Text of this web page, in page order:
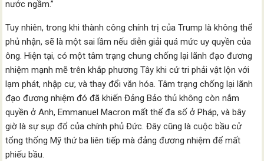
nước ngầm.”
Tuy nhiên, trong khi thành công chính trị của Trump là không thể
phủ nhận, sẽ là một sai lầm nếu diễn giải quá mức uy quyền của
ông. Hiện tại, có một tâm trạng chung chống lại lãnh đạo đương
nhiệm mạnh mẽ trên khắp phương Tây khi cử tri phải vật lộn với
lạm phát, nhập cư, và thay đổi văn hóa. Tâm trạng chống lại lãnh
đạo đương nhiệm đó đã khiến Đảng Bảo thủ không còn nắm
quyền ở Anh, Emmanuel Macron mất thế đa số ở Pháp, và bây
giờ là sự sụp đổ của chính phủ Đức. Đây cũng là cuộc bầu cử
tổng thống Mỹ thứ ba liên tiếp mà đảng đương nhiệm để mất
phiếu bầu.